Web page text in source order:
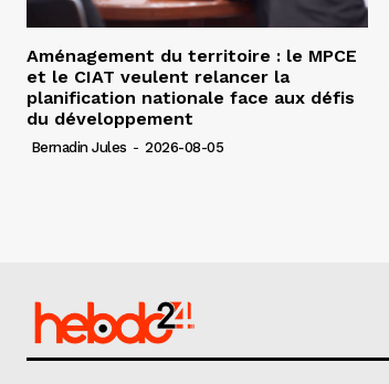
Aménagement du territoire : le MPCE
et le CIAT veulent relancer la
planification nationale face aux défis
du développement
Bernadin Jules - 2026-08-05